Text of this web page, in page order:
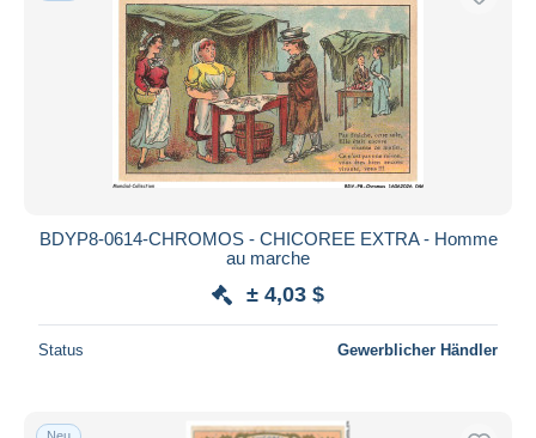
BDYP8-0614-CHROMOS - CHICOREE EXTRA - Homme
au marche
± 4,03 $
Status Gewerblicher Händler